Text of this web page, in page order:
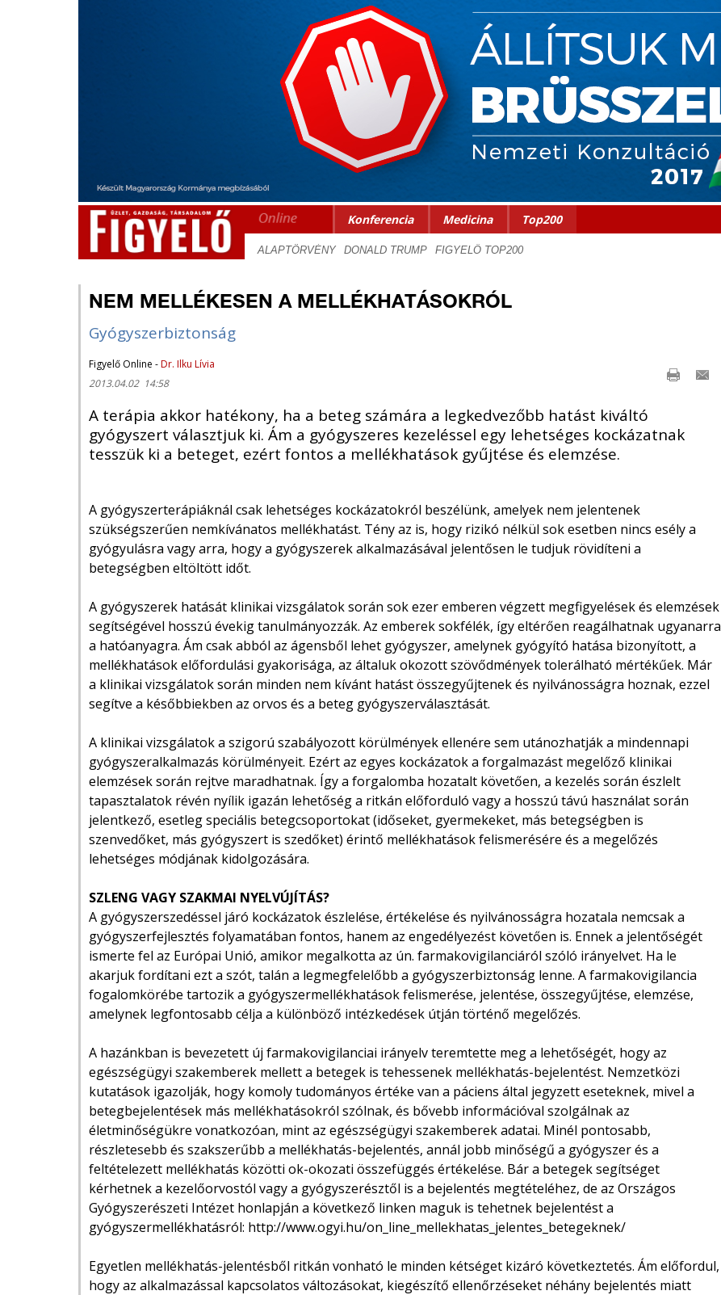
Konferencia Medicina Top200
NEM MELLÉKESEN A MELLÉKHATÁSOKRÓL
Gyógyszerbiztonság
Figyelő Online -Dr. Ilku Lívia
2013.04.02 14:58
A terápia akkor hatékony, ha a beteg számára a legkedvezőbb hatást kiváltó
gyógyszert választjuk ki. Ám a gyógyszeres kezeléssel egy lehetséges kockázatnak
tesszük ki a beteget, ezért fontos a mellékhatások gyűjtése és elemzése.
A gyógyszerterápiáknál csak lehetséges kockázatokról beszélünk, amelyek nem jelentenek
szükségszerűen nemkívánatos mellékhatást. Tény az is, hogy rizikó nélkül sok esetben nincs esély a
gyógyulásra vagy arra, hogy a gyógyszerek alkalmazásával jelentősen le tudjuk rövidíteni a
betegségben eltöltött időt.
A gyógyszerek hatását klinikai vizsgálatok során sok ezer emberen végzett megfigyelések és elemzések
segítségével hosszú évekig tanulmányozzák. Az emberek sokfélék, így eltérően reagálhatnak ugyanarra
a hatóanyagra. Ám csak abból az ágensből lehet gyógyszer, amelynek gyógyító hatása bizonyított, a
mellékhatások előfordulási gyakorisága, az általuk okozott szövődmények tolerálható mértékűek. Már
a klinikai vizsgálatok során minden nem kívánt hatást összegyűjtenek és nyilvánosságra hoznak, ezzel
segítve a későbbiekben az orvos és a beteg gyógyszerválasztását.
A klinikai vizsgálatok a szigorú szabályozott körülmények ellenére sem utánozhatják a mindennapi
gyógyszeralkalmazás körülményeit. Ezért az egyes kockázatok a forgalmazást megelőző klinikai
elemzések során rejtve maradhatnak. Így a forgalomba hozatalt követően, a kezelés során észlelt
tapasztalatok révén nyílik igazán lehetőség a ritkán előforduló vagy a hosszú távú használat során
jelentkező, esetleg speciális betegcsoportokat (időseket, gyermekeket, más betegségben is
szenvedőket, más gyógyszert is szedőket) érintő mellékhatások felismerésére és a megelőzés
lehetséges módjának kidolgozására.
SZLENG VAGY SZAKMAI NYELVÚJÍTÁS?
A gyógyszerszedéssel járó kockázatok észlelése, értékelése és nyilvánosságra hozatala nemcsak a
gyógyszerfejlesztés folyamatában fontos, hanem az engedélyezést követően is. Ennek a jelentőségét
ismerte fel az Európai Unió, amikor megalkotta az ún. farmakovigilanciáról szóló irányelvet. Ha le
akarjuk fordítani ezt a szót, talán a legmegfelelőbb a gyógyszerbiztonság lenne. A farmakovigilancia
fogalomkörébe tartozik a gyógyszermellékhatások felismerése, jelentése, összegyűjtése, elemzése,
amelynek legfontosabb célja a különböző intézkedések útján történő megelőzés.
A hazánkban is bevezetett új farmakovigilanciai irányelv teremtette meg a lehetőségét, hogy az
egészségügyi szakemberek mellett a betegek is tehessenek mellékhatás-bejelentést. Nemzetközi
kutatások igazolják, hogy komoly tudományos értéke van a páciens által jegyzett eseteknek, mivel a
betegbejelentések más mellékhatásokról szólnak, és bővebb információval szolgálnak az
életminőségükre vonatkozóan, mint az egészségügyi szakemberek adatai. Minél pontosabb,
részletesebb és szakszerűbb a mellékhatás-bejelentés, annál jobb minőségű a gyógyszer és a
feltételezett mellékhatás közötti ok-okozati összefüggés értékelése. Bár a betegek segítséget
kérhetnek a kezelőorvostól vagy a gyógyszerésztől is a bejelentés megtételéhez, de az Országos
Gyógyszerészeti Intézet honlapján a következő linken maguk is tehetnek bejelentést a
gyógyszermellékhatásról: http://www.ogyi.hu/on_line_mellekhatas_jelentes_betegeknek/
Egyetlen mellékhatás-jelentésből ritkán vonható le minden kétséget kizáró következtetés. Ám előfordul,
hogy az alkalmazással kapcsolatos változásokat, kiegészítő ellenőrzéseket néhány bejelentés miatt